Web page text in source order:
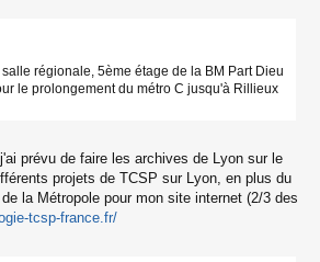
régionale, 5ème étage de la BM Part Dieu
le prolongement du métro C jusqu'à Rillieux
prévu de faire les archives de Lyon sur le
projets de TCSP sur Lyon, en plus du
la Métropole pour mon site internet (2/3 des
tcsp-france.fr/